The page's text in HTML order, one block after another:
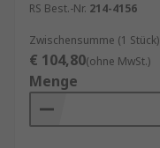
RS Best.-Nr. 214-4156
Zwischensumme (1 Stück)
€ 104,80(ohne MwSt.)
Menge